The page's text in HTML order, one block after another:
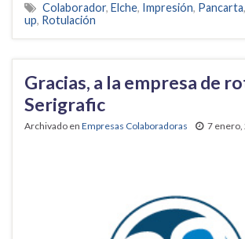
Colaborador, Elche, Impresión, Pancarta,
up, Rotulación
Gracias, a la empresa de
Serigrafic
Archivado en Empresas Colaboradoras 7 enero,